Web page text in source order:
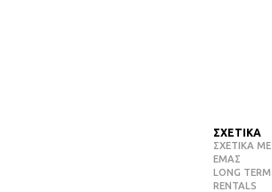
ΣΧΕΤΙΚΑ
ΣΧΕΤΙΚΑ ΜΕ
ΕΜΑΣ
LONG TERM
RENTALS